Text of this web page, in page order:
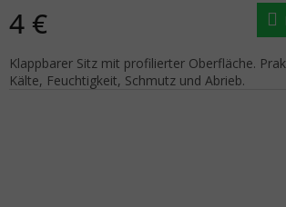
4 €
Klappbarer Sitz mit profilierter Oberfläche.
Kälte, Feuchtigkeit, Schmutz und Abrieb.